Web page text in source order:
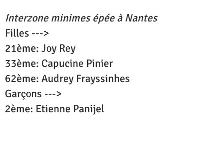
Interzone minimes épée à Nantes
Filles --->
21ème: Joy Rey
33ème: Capucine Pinier
62ème: Audrey Frayssinhes
Garçons --->
2ème: Etienne Panijel